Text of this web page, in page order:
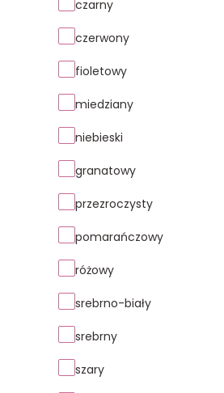
czarny
czerwony
fioletowy
miedziany
niebieski
granatowy
przezroczysty
pomarańczowy
różowy
srebrno-biały
srebrny
szary